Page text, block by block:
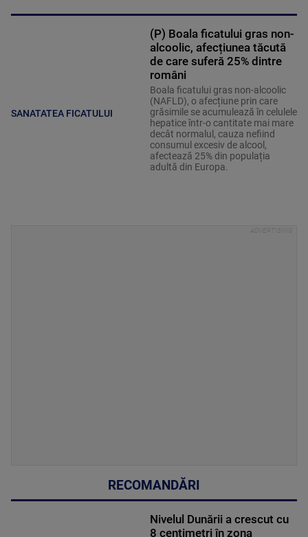
SANATATEA FICATULUI
(P) Boala ficatului gras non-
alcoolic, afecțiunea tăcută
de care suferă 25% dintre
români
Boala ficatului gras non-alcoolic
(NAFLD), o afecțiune prin care
grăsimile se acumulează în celulele
hepatice într-o cantitate mai mare
decât normalul, cauza nefiind
consumul excesiv de alcool,
afectează 25% din populația
adultă din Europa.
RECOMANDĂRI
Nivelul Dunării a crescut cu
8 centimetri în zona